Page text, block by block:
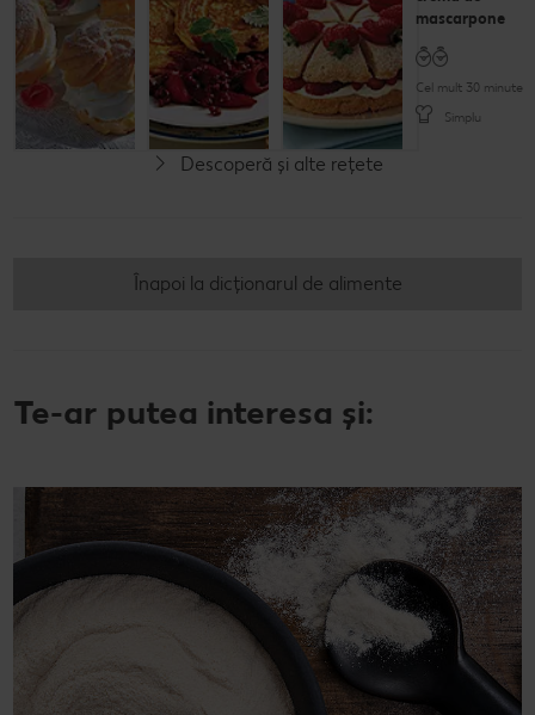
Cel mult 60 minute
Simplu
Cel mult 60 minute
Simplu
mascarpone
Cel mult 30 minute
Simplu
Descoperă și alte rețete
Înapoi la dicționarul de alimente
Te-ar putea interesa și: